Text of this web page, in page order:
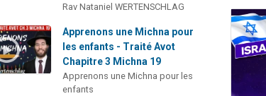
Rav Nataniel WERTENSCHLAG
Apprenons une Michna pour
les enfants - Traité Avot
Chapitre 3 Michna 19
Apprenons une Michna pour les
enfants